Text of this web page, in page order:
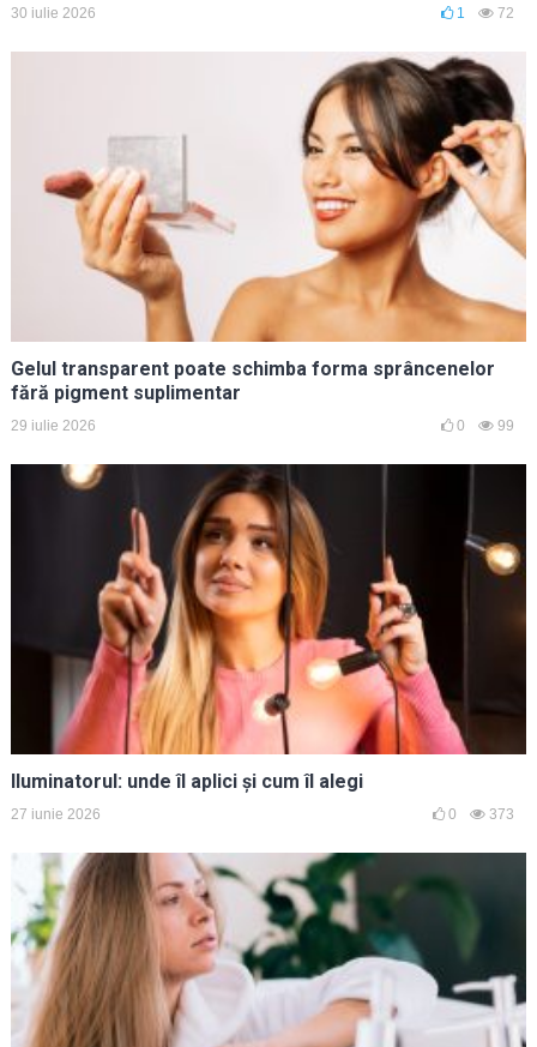
30 iulie 2026 1 72
Gelul transparent poate schimba forma sprâncenelor
fără pigment suplimentar
29 iulie 2026 0 99
Iluminatorul: unde îl aplici și cum îl alegi
27 iunie 2026 0 373